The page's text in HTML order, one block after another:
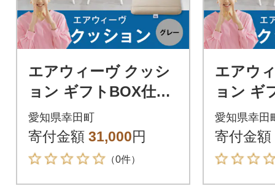
エアウィーヴ クッシ
ョン ギフトBOX仕様
グレー | 寝具 インテ
リア 座布団 ざぶとん
愛知県幸田町
寄付金額 31,000円
（0件）
エアウ
ョン ギ
ホワイ
テリア
ん
愛知県幸田
寄付金額